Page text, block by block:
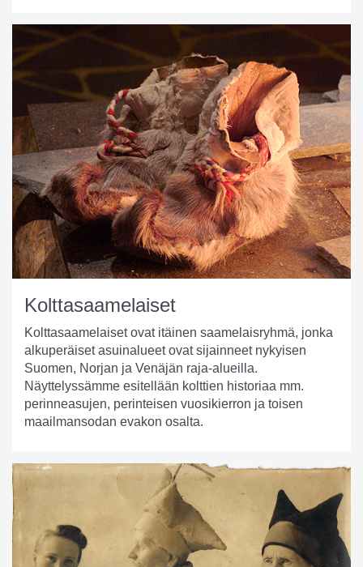
Kolttasaamelaiset
Kolttasaamelaiset ovat itäinen saamelaisryhmä, jonka
alkuperäiset asuinalueet ovat sijainneet nykyisen
Suomen, Norjan ja Venäjän raja-alueilla.
Näyttelyssämme esitellään kolttien historiaa mm.
perinneasujen, perinteisen vuosikierron ja toisen
maailmansodan evakon osalta.